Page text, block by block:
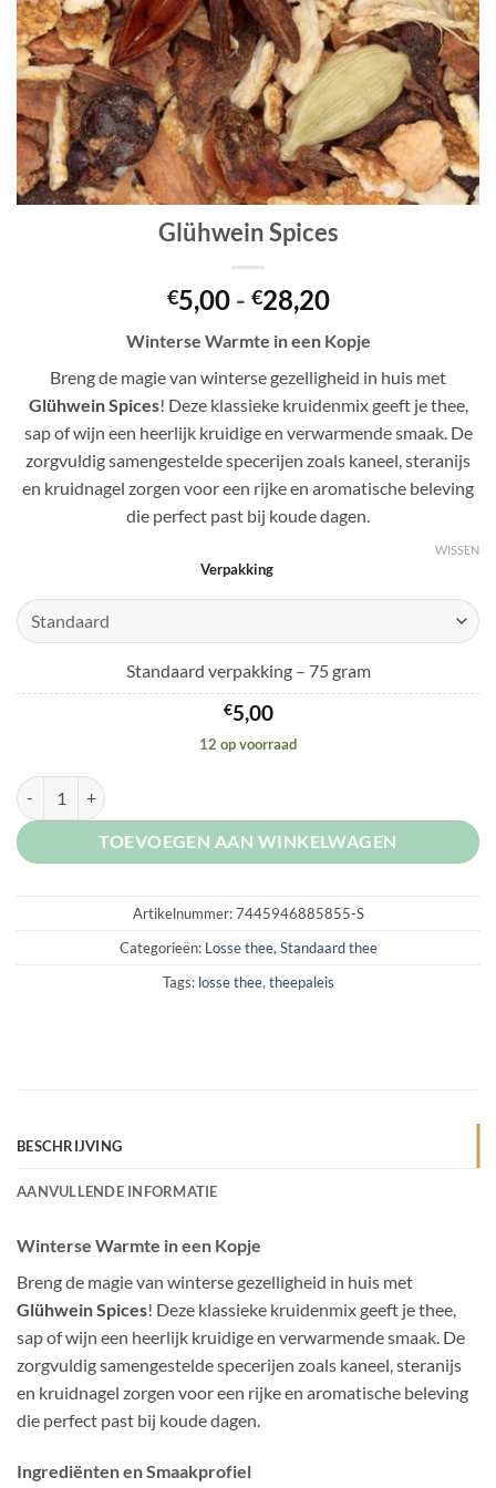
Glühwein Spices
€5,00 - €28,20Prijsklasse:
tot
€28,20
Winterse Warmte in een Kopje
Breng de magie van winterse gezelligheid in huis met
Glühwein Spices! Deze klassieke kruidenmix geeft je thee,
sap of wijn een heerlijk kruidige en verwarmende smaak. De
zorgvuldig samengestelde specerijen zoals kaneel, steranijs
en kruidnagel zorgen voor een rijke en aromatische beleving
die perfect past bij koude dagen.
Verpakking
WISSEN
Standaard verpakking – 75 gram
€5,00
12 op voorraad
Glühwein Spices aantal
TOEVOEGEN AAN WINKELWAGEN
Artikelnummer:7445946885855-S
Categorieën: Losse thee, Standaard thee
Tags: losse thee, theepaleis
BESCHRIJVING
AANVULLENDE INFORMATIE
Winterse Warmte in een Kopje
Breng de magie van winterse gezelligheid in huis met
Glühwein Spices! Deze klassieke kruidenmix geeft je thee,
sap of wijn een heerlijk kruidige en verwarmende smaak. De
zorgvuldig samengestelde specerijen zoals kaneel, steranijs
en kruidnagel zorgen voor een rijke en aromatische beleving
die perfect past bij koude dagen.
Ingrediënten en Smaakprofiel